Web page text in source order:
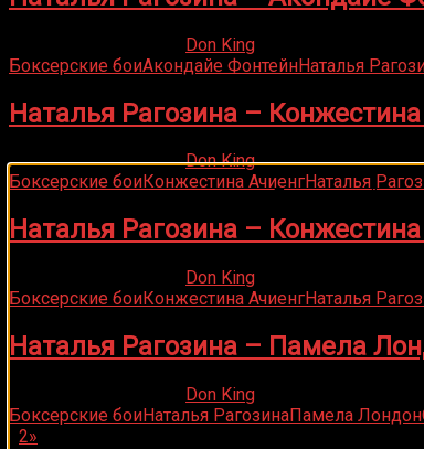
Don King
Боксерские боиАкондайе ФонтейнНаталья
Наталья Рагозина –
25.04.202015.10.2021 Don King
Боксерские боиКонжестина АчиенгНаталья
Наталья Рагозина –
Don King
Боксерские боиКонжестина АчиенгНаталья
Наталья Рагозина – Памела
Don King
Боксерские боиНаталья РагозинаПамела Лондон
2»
Подписывайся